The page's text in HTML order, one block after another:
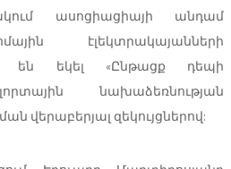
ասոցիացիայի անդամ
էլեկտրակայանների
են եկել «Ընթացք դեպի
նախաձեռնության
վերաբերյալ զեկույցներով: